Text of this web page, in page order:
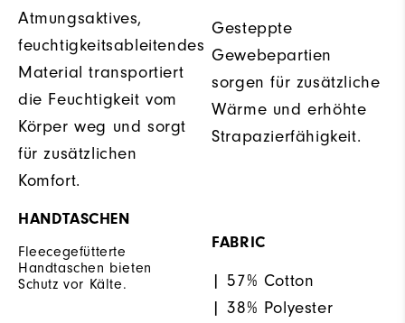
Atmungsaktives,
feuchtigkeitsableitendes
Material transportiert
die Feuchtigkeit vom
Körper weg und sorgt
für zusätzlichen
Komfort.
Gesteppte
Gewebepartien
sorgen für zusätzliche
Wärme und erhöhte
Strapazierfähigkeit.
HANDTASCHEN
Fleecegefütterte
Handtaschen bieten
Schutz vor Kälte.
FABRIC
| 57% Cotton
| 38% Polyester